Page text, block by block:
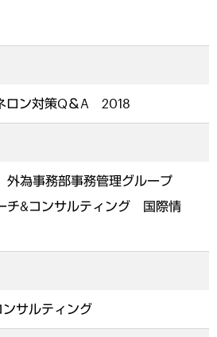
ロン対策Q＆A 2018
為事務部事務管理グループ
チ&コンサルティング 国際情
ンサルティング